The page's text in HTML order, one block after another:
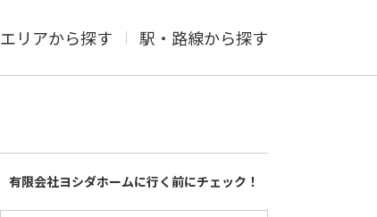
エリアから探す 駅・路線から探す
有限会社ヨシダホームに行く前にチェック！